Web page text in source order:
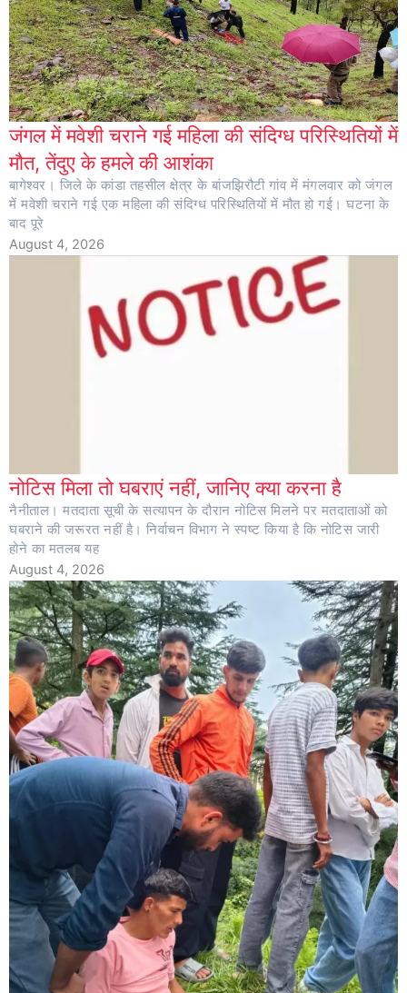
जंगल में मवेशी चराने गई महिला की संदिग्ध परिस्थितियों में
मौत, तेंदुए के हमले की आशंका
बागेश्वर। जिले के कांडा तहसील क्षेत्र के बांजझिरौटी गांव में मंगलवार को जंगल
में मवेशी चराने गई एक महिला की संदिग्ध परिस्थितियों में मौत हो गई। घटना के
बाद पूरे
August 4, 2026
नोटिस मिला तो घबराएं नहीं, जानिए क्या करना है
नैनीताल। मतदाता सूची के सत्यापन के दौरान नोटिस मिलने पर मतदाताओं को
घबराने की जरूरत नहीं है। निर्वाचन विभाग ने स्पष्ट किया है कि नोटिस जारी
होने का मतलब यह
August 4, 2026